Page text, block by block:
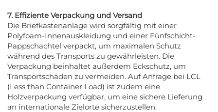
7. Effiziente Verpackung und Versand
Die Briefkastenanlage wird sorgfältig mit einer
Polyfoam-Innenauskleidung und einer Fünfschicht-
Pappschachtel verpackt, um maximalen Schutz
während des Transports zu gewährleisten. Die
Verpackung beinhaltet außerdem Eckschutz, um
Transportschäden zu vermeiden. Auf Anfrage bei LCL
(Less than Container Load) ist zudem eine
Holzverpackung verfügbar, um eine sichere Lieferung
an internationale Zielorte sicherzustellen.